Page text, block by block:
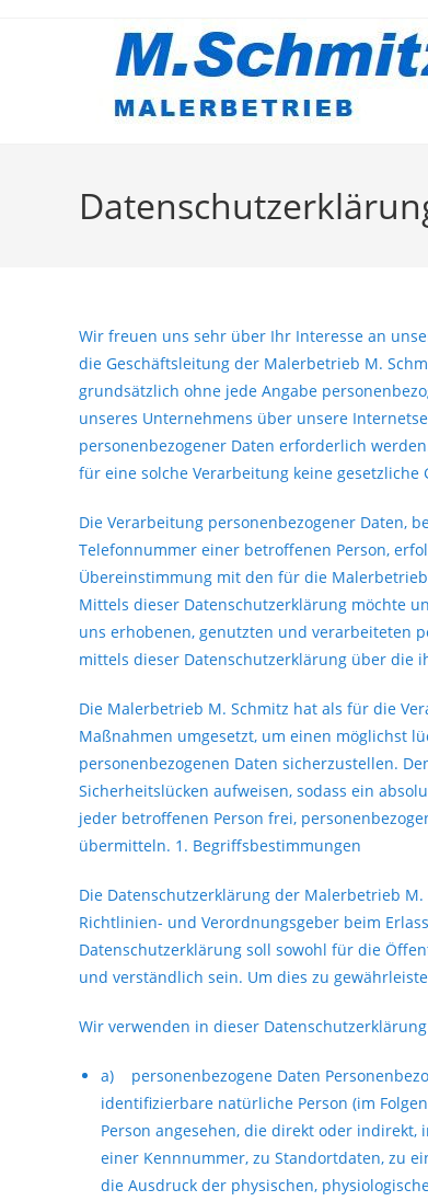
Wir freuen uns sehr über Ihr Interesse an
die Geschäftsleitung der Malerbetrieb M.
grundsätzlich ohne jede Angabe
unseres Unternehmens über unsere
personenbezogener Daten erforderlich
für eine solche Verarbeitung keine
Die Verarbeitung personenbezogener Daten,
Telefonnummer einer betroffenen Person,
Übereinstimmung mit den für die
Mittels dieser Datenschutzerklärung möchte
uns erhobenen, genutzten und verarbeiteten
mittels dieser Datenschutzerklärung über die
Die Malerbetrieb M. Schmitz hat als für die
Maßnahmen umgesetzt, um einen möglichst
personenbezogenen Daten sicherzustellen.
Sicherheitslücken aufweisen, sodass ein
jeder betroffenen Person frei,
übermitteln. 1. Begriffsbestimmungen
Die Datenschutzerklärung der Malerbetrieb
Richtlinien- und Verordnungsgeber beim
Datenschutzerklärung soll sowohl für die
und verständlich sein. Um dies zu
Wir verwenden in dieser
a) personenbezogene Daten
identifizierbare natürliche Person (im
Person angesehen, die direkt oder
einer Kennnummer, zu Standortdaten, zu
die Ausdruck der physischen,